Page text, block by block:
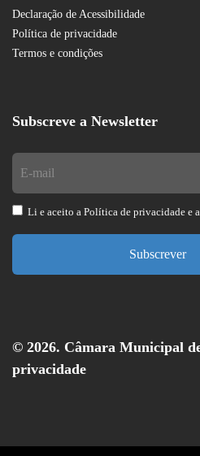
Declaração de Acessibilidade
Política de privacidade
Termos e condições
Subscreve a Newsletter
Li e aceito a Política de privacidade e
Subscrever
© 2026. Câmara Municipal
privacidade